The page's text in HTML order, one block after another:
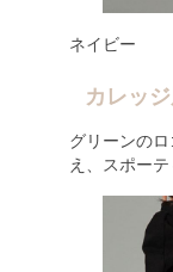
ネイビー
カレッ
グリーンの
え、スポー